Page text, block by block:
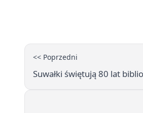
<< Poprzedni
Suwałki świętują 80 lat